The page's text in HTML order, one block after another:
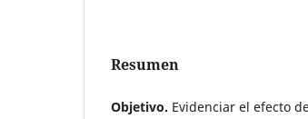
Resumen
Objetivo. Evidenciar el efecto